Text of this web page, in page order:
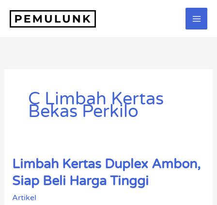
C Limbah Kertas
Bekas Perkilo
Limbah Kertas Duplex Ambon,
Siap Beli Harga Tinggi
Artikel
Limbah
Kertas
Duplex
Ambon,